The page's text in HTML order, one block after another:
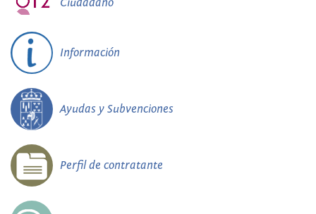
Información
Ayudas y Subvenciones
Perfil de contratante